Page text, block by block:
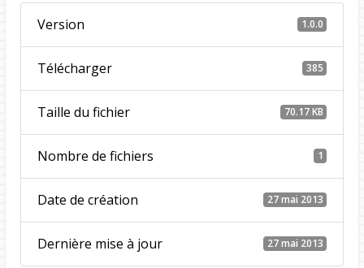
Version 1.0.0
Télécharger 385
Taille du fichier 70.17 KB
Nombre de fichiers 1
Date de création 27 mai 2013
Dernière mise à jour 27 mai 2013